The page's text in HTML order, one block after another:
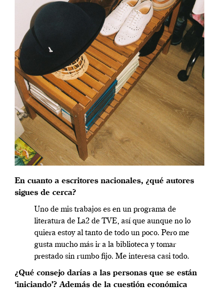
En cuanto a escritores nacionales, ¿qué autores
sigues de cerca?
Uno de mis trabajos es en un programa de
literatura de La2 de TVE, así que aunque no lo
quiera estoy al tanto de todo un poco. Pero me
gusta mucho más ir a la biblioteca y tomar
prestado sin rumbo fijo. Me interesa casi todo.
¿Qué consejo darías a las personas que se están
‘iniciando’? Además de la cuestión económica